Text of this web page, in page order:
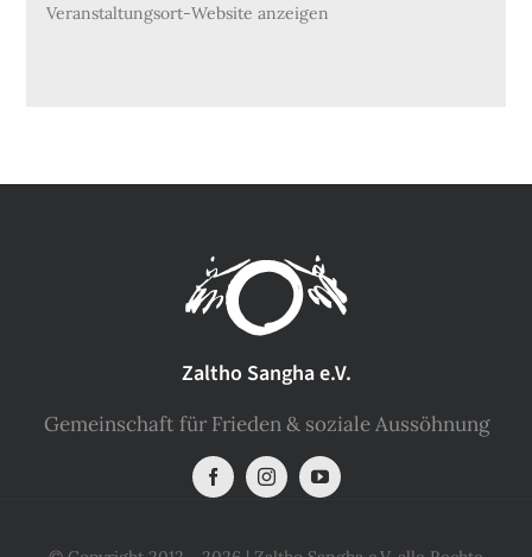
Veranstaltungsort-Website anzeigen
Zaltho Sangha e.V.
Gemeinschaft für Frieden & soziale Aussöhnung